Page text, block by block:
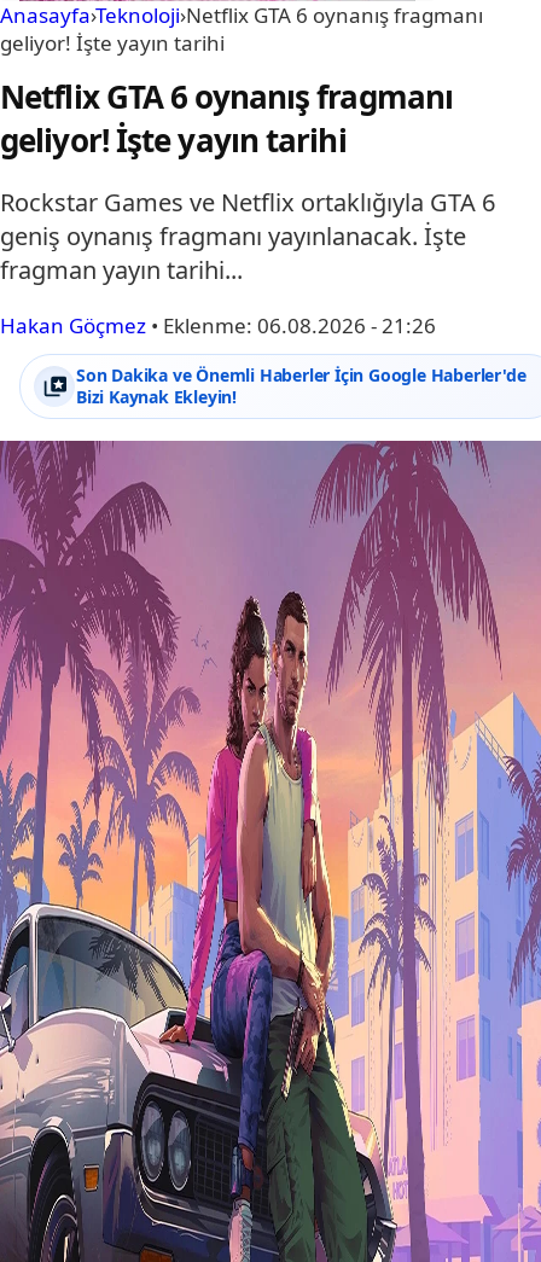
Anasayfa›Teknoloji›Netflix GTA 6 oynanış fragmanı
geliyor! İşte yayın tarihi
Netflix GTA 6 oynanış fragmanı
geliyor! İşte yayın tarihi
Rockstar Games ve Netflix ortaklığıyla GTA 6
geniş oynanış fragmanı yayınlanacak. İşte
fragman yayın tarihi...
Hakan Göçmez • Eklenme: 06.08.2026 - 21:26
Son Dakika ve Önemli Haberler İçin Google Haberler'de
Bizi Kaynak Ekleyin!